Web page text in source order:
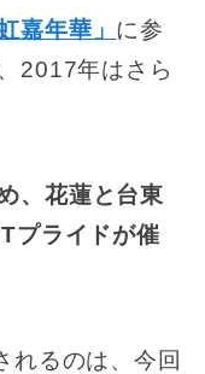
嘉年華」 に参
2017年はさら
、花蓮と台東
プライドが催
れるのは、今回